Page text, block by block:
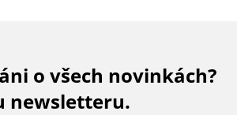
o všech novinkách?
newsletteru.